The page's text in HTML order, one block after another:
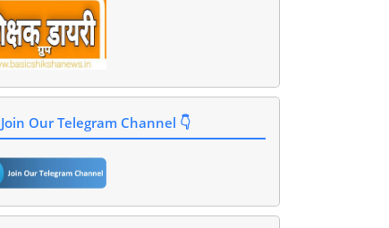
Join Our Telegram Channel 👇